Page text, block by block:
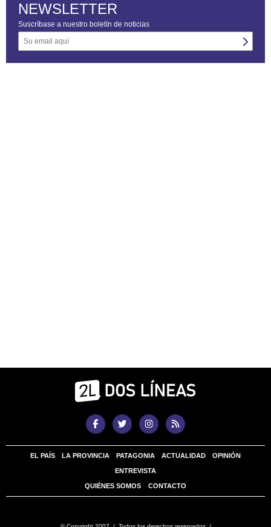
NEWSLETTER
Suscríbase a nuestro boletín de noticias
EL PAÍS LA PROVINCIA PATAGONIA ACTUALIDAD OPINIÓN
ENTREVISTA
QUIÉNES SOMOS CONTACTO